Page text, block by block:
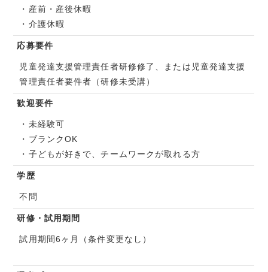
・産前・産後休暇
・介護休暇
応募要件
児童発達支援管理責任者研修修了、または児童発達支援
管理責任者要件者（研修未受講）
歓迎要件
・未経験可
・ブランクOK
・子どもが好きで、チームワークが取れる方
学歴
不問
研修・試用期間
試用期間6ヶ月（条件変更なし）